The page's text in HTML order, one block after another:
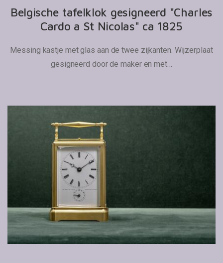
Belgische tafelklok gesigneerd "Charles
Cardo a St Nicolas" ca 1825
Messing kastje met glas aan de twee zijkanten. Wijzerplaat
gesigneerd door de maker en met…